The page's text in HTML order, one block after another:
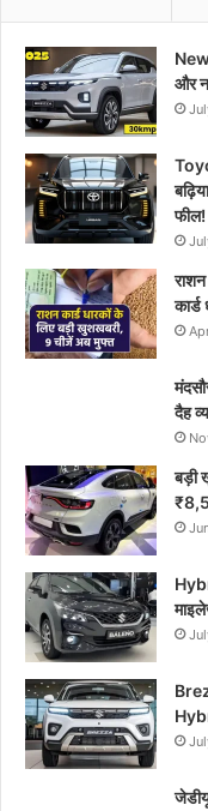
और
फील!
दैह
बड़ी